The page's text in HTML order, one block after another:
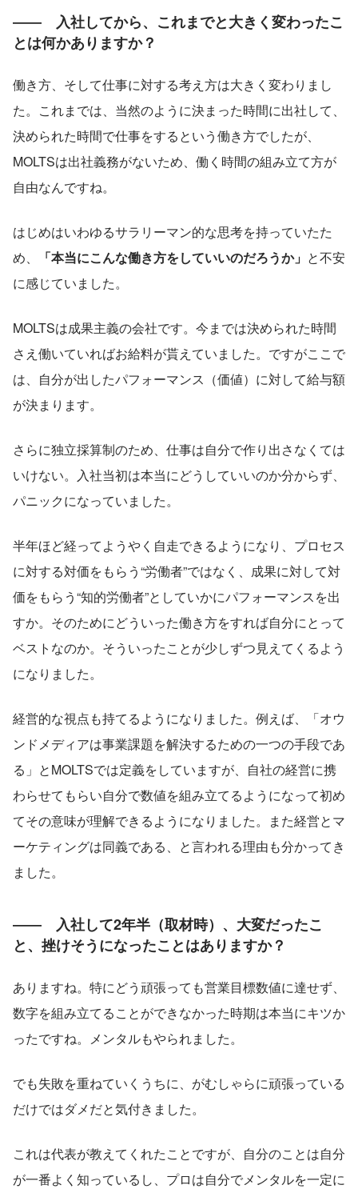
――　入社してから、これまでと大きく変わったこ
とは何かありますか？
働き方、そして仕事に対する考え方は大きく変わりまし
た。これまでは、当然のように決まった時間に出社して、
決められた時間で仕事をするという働き方でしたが、
MOLTSは出社義務がないため、働く時間の組み立て方が
自由なんですね。
はじめはいわゆるサラリーマン的な思考を持っていたた
め、
「本当にこんな働き方をしていいのだろうか」 と不安
に感じていました。
MOLTSは成果主義の会社です。今までは決められた時間
さえ働いていればお給料が貰えていました。ですがここで
は、自分が出したパフォーマンス（価値）に対して給与額
が決まります。
さらに独立採算制のため、仕事は自分で作り出さなくては
いけない。入社当初は本当にどうしていいのか分からず、
パニックになっていました。
半年ほど経ってようやく自走できるようになり、プロセス
に対する対価をもらう“労働者”ではなく、成果に対して対
価をもらう“知的労働者”としていかにパフォーマンスを出
すか。そのためにどういった働き方をすれば自分にとって
ベストなのか。そういったことが少しずつ見えてくるよう
になりました。
経営的な視点も持てるようになりました。例えば、「オウ
ンドメディアは事業課題を解決するための一つの手段であ
る」とMOLTSでは定義をしていますが、自社の経営に携
わらせてもらい自分で数値を組み立てるようになって初め
てその意味が理解できるようになりました。また経営とマ
ーケティングは同義である、と言われる理由も分かってき
ました。
――　入社して2年半（取材時）、大変だったこ
と、挫けそうになったことはありますか？
ありますね。特にどう頑張っても営業目標数値に達せず、
数字を組み立てることができなかった時期は本当にキツか
ったですね。メンタルもやられました。
でも失敗を重ねていくうちに、がむしゃらに頑張っている
だけではダメだと気付きました。
これは代表が教えてくれたことですが、自分のことは自分
が一番よく知っているし、プロは自分でメンタルを一定に